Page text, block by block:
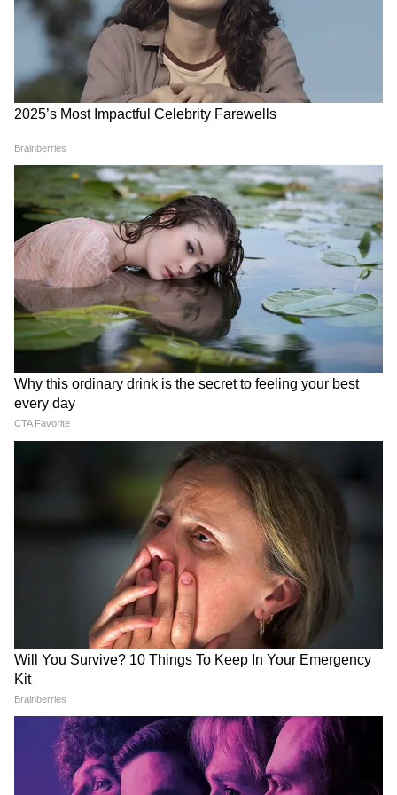
फुटबॉल की दुनिया तब दंग रह गई जब पहली बार वर्ल्ड
कप खेल रही केप वर्डे की टीम ने दिग्गज स्पेन को 0-0
पर रोक दिया। वहीं दूसरी ओर, पूरे विश्व की नजरें कैनसस
सिटी पर टिकी हैं जहां लियोनेल मेसी की अर्जेंटीना
अल्जीरिया के खिलाफ अपने खिताब को बचाने के सफर